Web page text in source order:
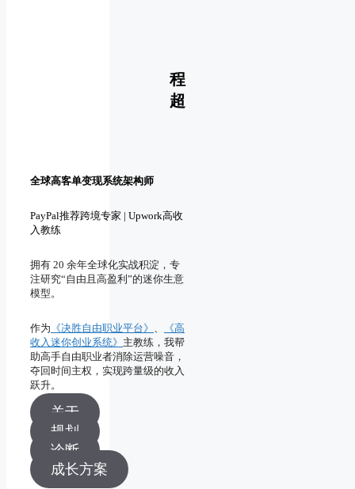
秘诀
轻松
少走
高利
服务
套餐
以赴
实现
飞跃
程
超
全球高客单变现系统架构师
PayPal推荐跨境专家 | Upwork高收
入教练
拥有 20 余年全球化实战积淀，专
注研究“自由且高盈利”的迷你生意
模型。
作为 《决胜自由职业平台》
《高
收入迷你创业系统》 主教练，我帮
助高手自由职业者消除运营噪音，
夺回时间主权，实现跨量级的收入
跃升。
关于
规划
诊断
成长方案